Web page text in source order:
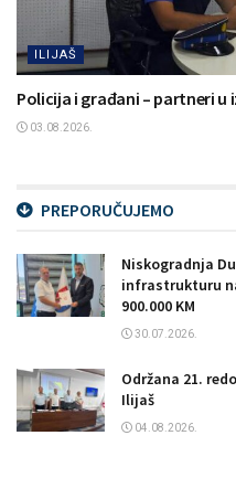
ILIJAŠ
Policija i građani – partneri u
03.08.2026.
PREPORUČUJEMO
Niskogradnja
infrastrukturu
900.000 KM
30.07.2026.
Održana 21.
Ilijaš
04.08.2026.